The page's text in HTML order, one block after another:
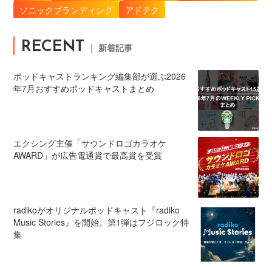
ソニックブランディング
アドテク
RECENT ｜ 新着記事
ポッドキャストランキング編集部が選ぶ2026
年7月おすすめポッドキャストまとめ
エクシング主催「サウンドロゴカラオケ
AWARD」が広告電通賞で最高賞を受賞
radikoがオリジナルポッドキャスト『radiko
Music Stories』を開始。第1弾はフジロック特
集